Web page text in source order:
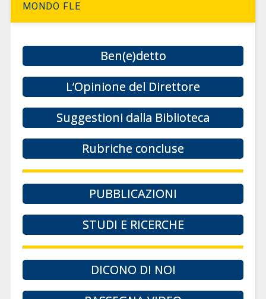
MONDO FLE
Ben(e)detto
L’Opinione del Direttore
Suggestioni dalla Biblioteca
Rubriche concluse
PUBBLICAZIONI
STUDI E RICERCHE
DICONO DI NOI